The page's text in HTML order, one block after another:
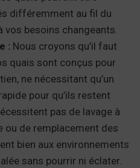
différemment au fil du
vos besoins changeants.
: Nous croyons qu’il faut
quais sont conçus pour
ne nécessitant qu’un
pour qu’ils restent
pas de lavage à
ou de remplacement des
bien aux environnements
sans pourrir ni éclater.